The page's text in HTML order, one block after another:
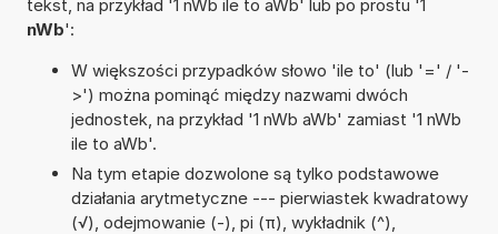
tekst, na przykład '1 nWb ile to aWb' lub po prostu '1
nWb':
W większości przypadków słowo 'ile to' (lub '=' / '-
>') można pominąć między nazwami dwóch
jednostek, na przykład '1 nWb aWb' zamiast '1 nWb
ile to aWb'.
Na tym etapie dozwolone są tylko podstawowe
działania arytmetyczne --- pierwiastek kwadratowy
(√), odejmowanie (-), pi (π), wykładnik (^),